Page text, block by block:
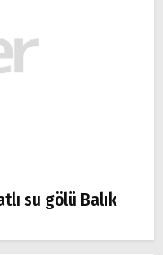
su gölü Balık